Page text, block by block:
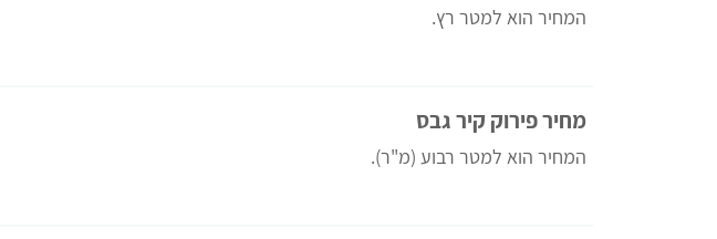
המחיר הוא למטר רץ.
מחיר פירוק קיר גבס
המחיר הוא למטר רבוע (מ"ר).